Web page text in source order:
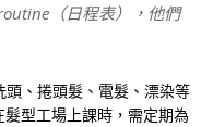
（日程表），他們
、捲頭髮、電髮、漂染等
型工場上課時，需定期為